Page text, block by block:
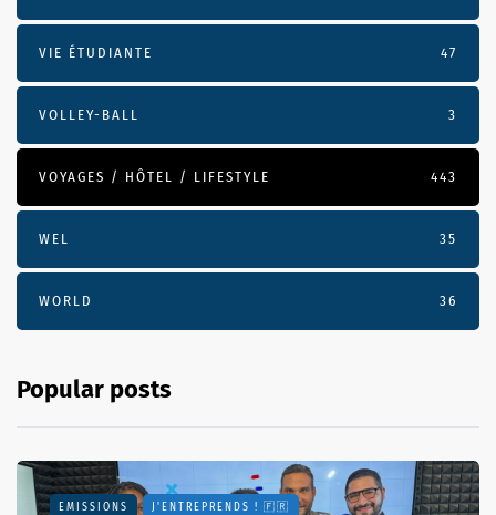
VIE ÉTUDIANTE 47
VOLLEY-BALL 3
VOYAGES / HÔTEL / LIFESTYLE 443
WEL 35
WORLD 36
Popular posts
EMISSIONS J'ENTREPRENDS ! 🇫🇷